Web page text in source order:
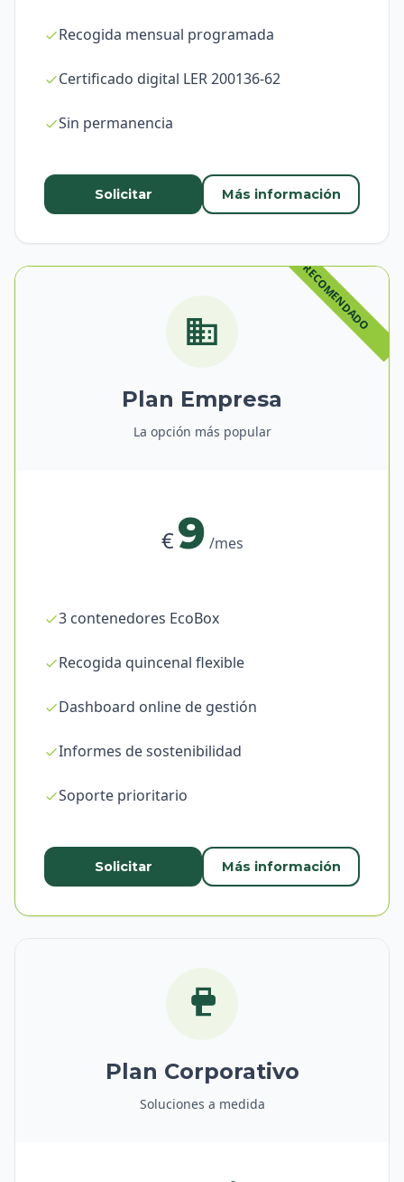
Recogida mensual programada
Certificado digital LER 200136-62
Sin permanencia
Solicitar Más información
Plan Empresa
La opción más popular
€9 /mes
3 contenedores EcoBox
Recogida quincenal flexible
Dashboard online de gestión
Informes de sostenibilidad
Soporte prioritario
Solicitar Más información
Plan Corporativo
Soluciones a medida